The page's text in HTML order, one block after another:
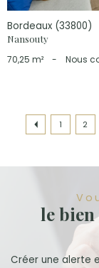
Bordeaux (33800)
Nansouty
70,25 m² - Nous
1 2
le
Créer une alerte